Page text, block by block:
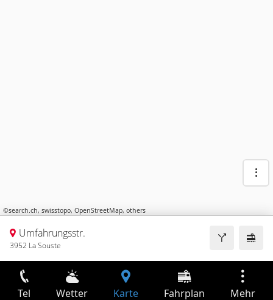
©search.ch, swisstopo, OpenStreetMap, others
Umfahrungsstr.
3952 La Souste
Tel Wetter Karte Fahrplan Mehr